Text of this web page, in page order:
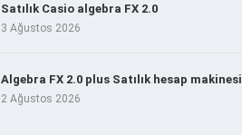
Satılık Casio algebra FX 2.0
3 Ağustos 2026
Algebra FX 2.0 plus Satılık hesap makinesi
2 Ağustos 2026